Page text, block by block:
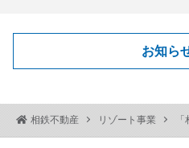
相鉄不動産 リゾート事業
お知ら